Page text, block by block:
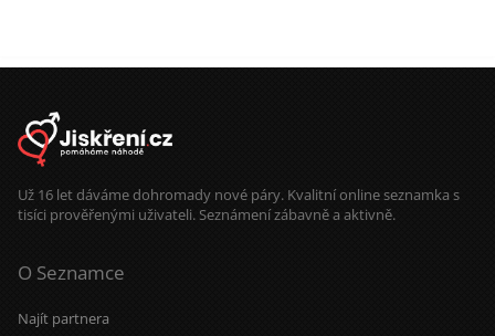
Už 16 let dáváme dohromady nové páry. Kvalitní online seznamka s
tisíci prověřenými uživateli. Seznámení zábavně a aktivně.
O Seznamce
Najít partnera